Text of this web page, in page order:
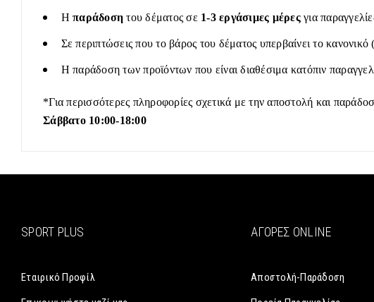
Ηπαράδοση του δέματος σε 1-3 εργάσιμες μέρεςγια
Σε περιπτώσεις που το βάρος του δέματος υπερβαίνει το
Η παράδοση των προϊόντων που είναι διαθέσιμα κατόπιν
*Για περισσότερες πληροφορίες σχετικά με την αποστολή και
Σάββατο 10:00-18:00
SPORT PLUS
Εταιρικό Προφίλ
ΑΓΟΡΈΣ ONLINE
Αποστολή-Παράδοση